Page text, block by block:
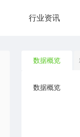
行业资讯
数据概览
数据概览